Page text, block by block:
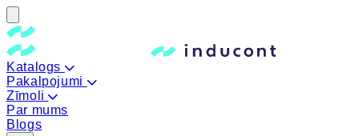
Katalogs
Pakalpojumi
Zīmoli
Par mums
Blogs